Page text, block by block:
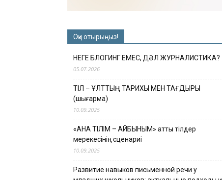
Оқи отырыңыз!
НЕГЕ БЛОГИНГ ЕМЕС, ДӘЛ ЖУРНАЛИСТИКА?
05.07.2026
ТІЛ – ҰЛТТЫҢ ТАРИХЫ МЕН ТАҒДЫРЫ
(шығарма)
10.09.2025
«АНА ТІЛІМ – АЙБЫНЫМ» атты тілдер
мерекесінің сценариі
10.09.2025
Развитие навыков письменной речи у